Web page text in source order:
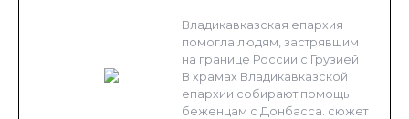
Владикавказская епархия
помогла людям, застрявшим
на границе России с Грузией
В храмах Владикавказской
епархии собирают помощь
беженцам с Донбасса. сюжет